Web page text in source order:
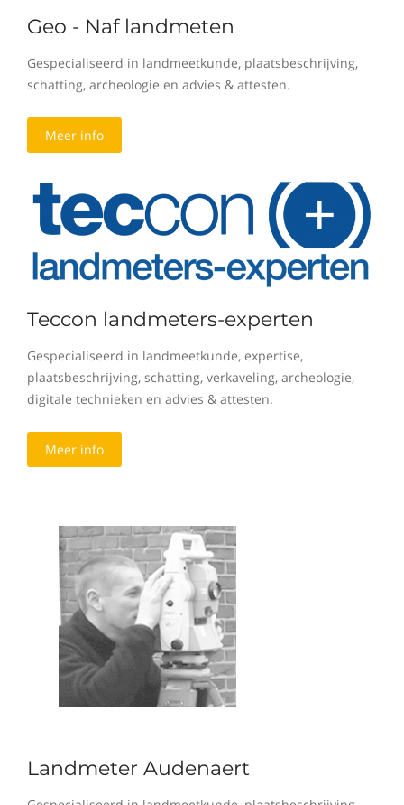
Geo - Naf landmeten
Gespecialiseerd in landmeetkunde, plaatsbeschrijving,
schatting, archeologie en advies & attesten.
Meer info
Teccon landmeters-experten
Gespecialiseerd in landmeetkunde, expertise,
plaatsbeschrijving, schatting, verkaveling, archeologie,
digitale technieken en advies & attesten.
Meer info
Landmeter Audenaert